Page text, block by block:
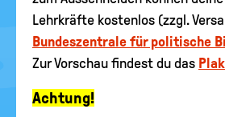
Lehrkräfte kostenlos (zzgl.
Bundeszentrale für politische
Zur Vorschau findest du das
Achtung!